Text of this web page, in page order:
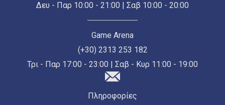
Δευ - Παρ 10:00 - 21:00 | Σαβ 10:00 - 20:00
Game Arena
(+30) 2313 253 182
Τρι - Παρ 17:00 - 23:00 | Σαβ - Κυρ 11:00 - 19:00
Πληροφορίες